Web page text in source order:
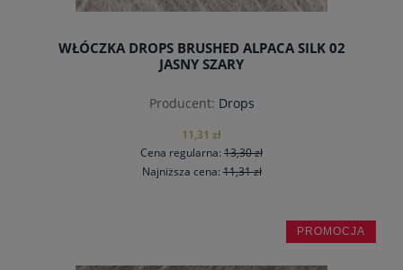
WŁÓCZKA DROPS BRUSHED ALPACA SILK 02
JASNY SZARY
Producent: Drops
11,31 zł
Cena regularna: 13,30 zł
Najniższa cena:11,31 zł
PROMOCJA